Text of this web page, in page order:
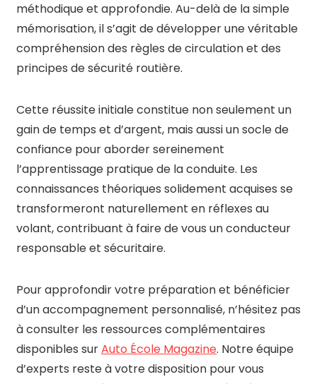
méthodique et approfondie. Au-delà de la simple
mémorisation, il s’agit de développer une véritable
compréhension des règles de circulation et des
principes de sécurité routière.
Cette réussite initiale constitue non seulement un
gain de temps et d’argent, mais aussi un socle de
confiance pour aborder sereinement
l’apprentissage pratique de la conduite. Les
connaissances théoriques solidement acquises se
transformeront naturellement en réflexes au
volant, contribuant à faire de vous un conducteur
responsable et sécuritaire.
Pour approfondir votre préparation et bénéficier
d’un accompagnement personnalisé, n’hésitez pas
à consulter les ressources complémentaires
disponibles surAuto École Magazine. Notre équipe
d’experts reste à votre disposition pour vous